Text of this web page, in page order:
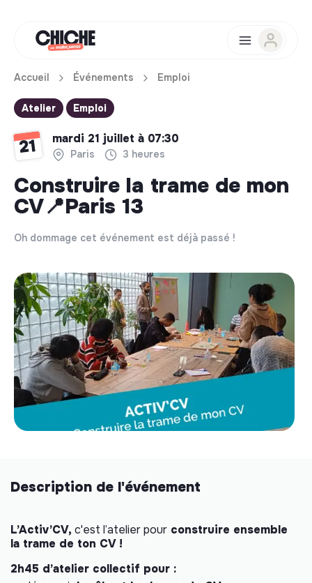
Accueil Événements Emploi
Atelier Emploi
21 mardi 21 juillet à 07:30
Paris 3 heures
Construire la trame de mon
CV📍Paris 13
Oh dommage cet événement est déjà passé !
Description de l'événement
L’Activ’CV, c'est l’atelier pour construire ensemble
la trame de ton CV !
2h45 d’atelier collectif pour :